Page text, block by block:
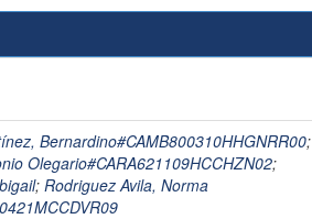
Bernardino#CAMB800310HHGNRR00;
Olegario#CARA621109HCCHZN02;
; Rodriguez Avila, Norma